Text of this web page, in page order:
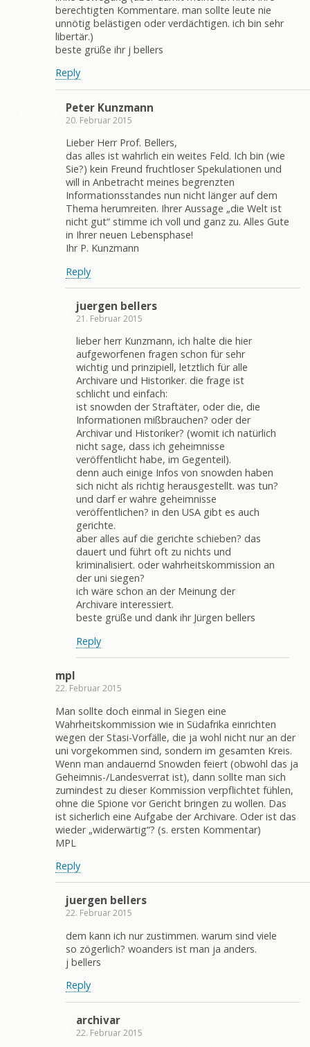
berechtigten Kommentare. man sollte leute nie
unnötig belästigen oder verdächtigen. ich bin sehr
libertär.)
beste grüße ihr j bellers
Reply
Peter Kunzmann
20. Februar 2015
Lieber Herr Prof. Bellers,
das alles ist wahrlich ein weites Feld. Ich bin (wie
Sie?) kein Freund fruchtloser Spekulationen und
will in Anbetracht meines begrenzten
Informationsstandes nun nicht länger auf dem
Thema herumreiten. Ihrer Aussage „die Welt ist
nicht gut“ stimme ich voll und ganz zu. Alles Gute
in Ihrer neuen Lebensphase!
Ihr P. Kunzmann
Reply
juergen bellers
21. Februar 2015
lieber herr Kunzmann, ich halte die hier
aufgeworfenen fragen schon für sehr
wichtig und prinzipiell, letztlich für alle
Archivare und Historiker. die frage ist
schlicht und einfach:
ist snowden der Straftäter, oder die, die
Informationen mißbrauchen? oder der
Archivar und Historiker? (womit ich natürlich
nicht sage, dass ich geheimnisse
veröffentlicht habe, im Gegenteil).
denn auch einige Infos von snowden haben
sich nicht als richtig herausgestellt. was tun?
und darf er wahre geheimnisse
veröffentlichen? in den USA gibt es auch
gerichte.
aber alles auf die gerichte schieben? das
dauert und führt oft zu nichts und
kriminalisiert. oder wahrheitskommission an
der uni siegen?
ich wäre schon an der Meinung der
Archivare interessiert.
beste grüße und dank ihr Jürgen bellers
Reply
mpl
22. Februar 2015
Man sollte doch einmal in Siegen eine
Wahrheitskommission wie in Südafrika einrichten
wegen der Stasi-Vorfälle, die ja wohl nicht nur an der
uni vorgekommen sind, sondern im gesamten Kreis.
Wenn man andauernd Snowden feiert (obwohl das ja
Geheimnis-/Landesverrat ist), dann sollte man sich
zumindest zu dieser Kommission verpflichtet fühlen,
ohne die Spione vor Gericht bringen zu wollen. Das
ist sicherlich eine Aufgabe der Archivare. Oder ist das
wieder „widerwärtig“? (s. ersten Kommentar)
MPL
Reply
juergen bellers
22. Februar 2015
dem kann ich nur zustimmen. warum sind viele
so zögerlich? woanders ist man ja anders.
j bellers
Reply
archivar
22. Februar 2015